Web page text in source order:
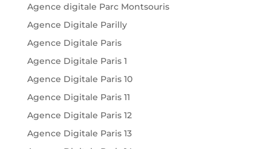
Agence digitale Parc Montsouris
Agence Digitale Parilly
Agence Digitale Paris
Agence Digitale Paris 1
Agence Digitale Paris 10
Agence Digitale Paris 11
Agence Digitale Paris 12
Agence Digitale Paris 13